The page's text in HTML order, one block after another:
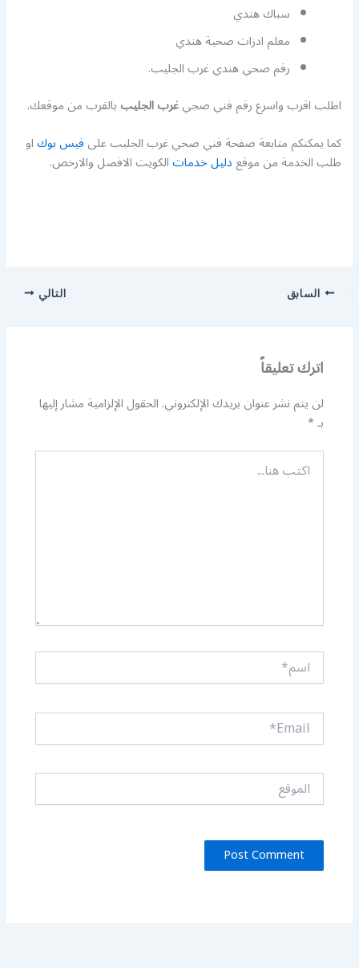
سباك هندي
معلم ادزات صحية هندي
رقم صحي هندي غرب الجليب.
اطلب اقرب واسرع رقم فني صجيغرب الجليببالقرب من موقعك.
كما يمكنكم متابعة صفحة فني صحي غرب الجليب علىفيس بوكاو
طلب الخدمة من موقعدليل خدماتالكويت الافصل والارخص.
السابق التالي
اترك تعليقاً
لن يتم نشر عنوان بريدك الإلكتروني.الحقول الإلزامية مشار إليها
بـ*
اكتب
هنا...
اسم*
Email*
الموقع